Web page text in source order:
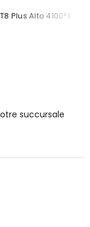
Plus Alto 4100°K
succursale